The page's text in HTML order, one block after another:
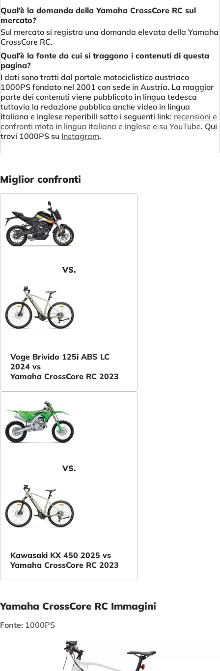
Qual’è la domanda della Yamaha CrossCore RC sul
mercato?
Sul mercato si registra una domanda elevata della Yamaha
CrossCore RC.
Qual’è la fonte da cui si traggono i contenuti di questa
pagina?
I dati sono tratti dal portale motociclistico austriaco
1000PS fondato nel 2001 con sede in Austria. La maggior
parte dei contenuti viene pubblicato in lingua tedesca
tuttavia la redazione pubblica anche video in lingua
italiana e inglese reperibili sotto i seguenti link: recensioni e
confronti moto in lingua italiana e inglese e su YouTube. Qui
trovi 1000PS su Instagram.
Miglior confronti
VS.
Voge Brivido 125i ABS LC
2024 vs
Yamaha CrossCore RC 2023
VS.
Kawasaki KX 450 2025 vs
Yamaha CrossCore RC 2023
Yamaha CrossCore RC Immagini
Fonte: 1000PS